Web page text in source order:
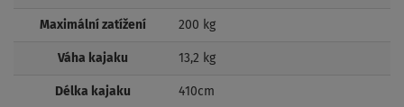
Maximální zatížení 200 kg
Váha kajaku 13,2 kg
Délka kajaku 410cm